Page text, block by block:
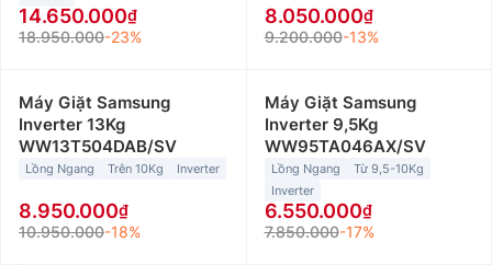
14.650.000
18.950.000-23%
8.050.000
9.200.000-13%
Máy Giặt Samsung
Inverter 13Kg
WW13T504DAB/SV
Lồng Ngang Trên 10Kg Inverter
8.950.000
10.950.000-18%
Máy Giặt Samsung
Inverter 9,5Kg
WW95TA046AX/SV
Lồng Ngang
Từ 9,5-10Kg
Inverter
6.550.000
7.850.000-17%